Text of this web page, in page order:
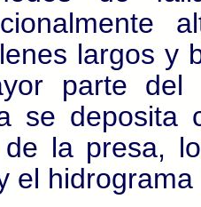
largos y
parte del
se deposita
de la presa,
el